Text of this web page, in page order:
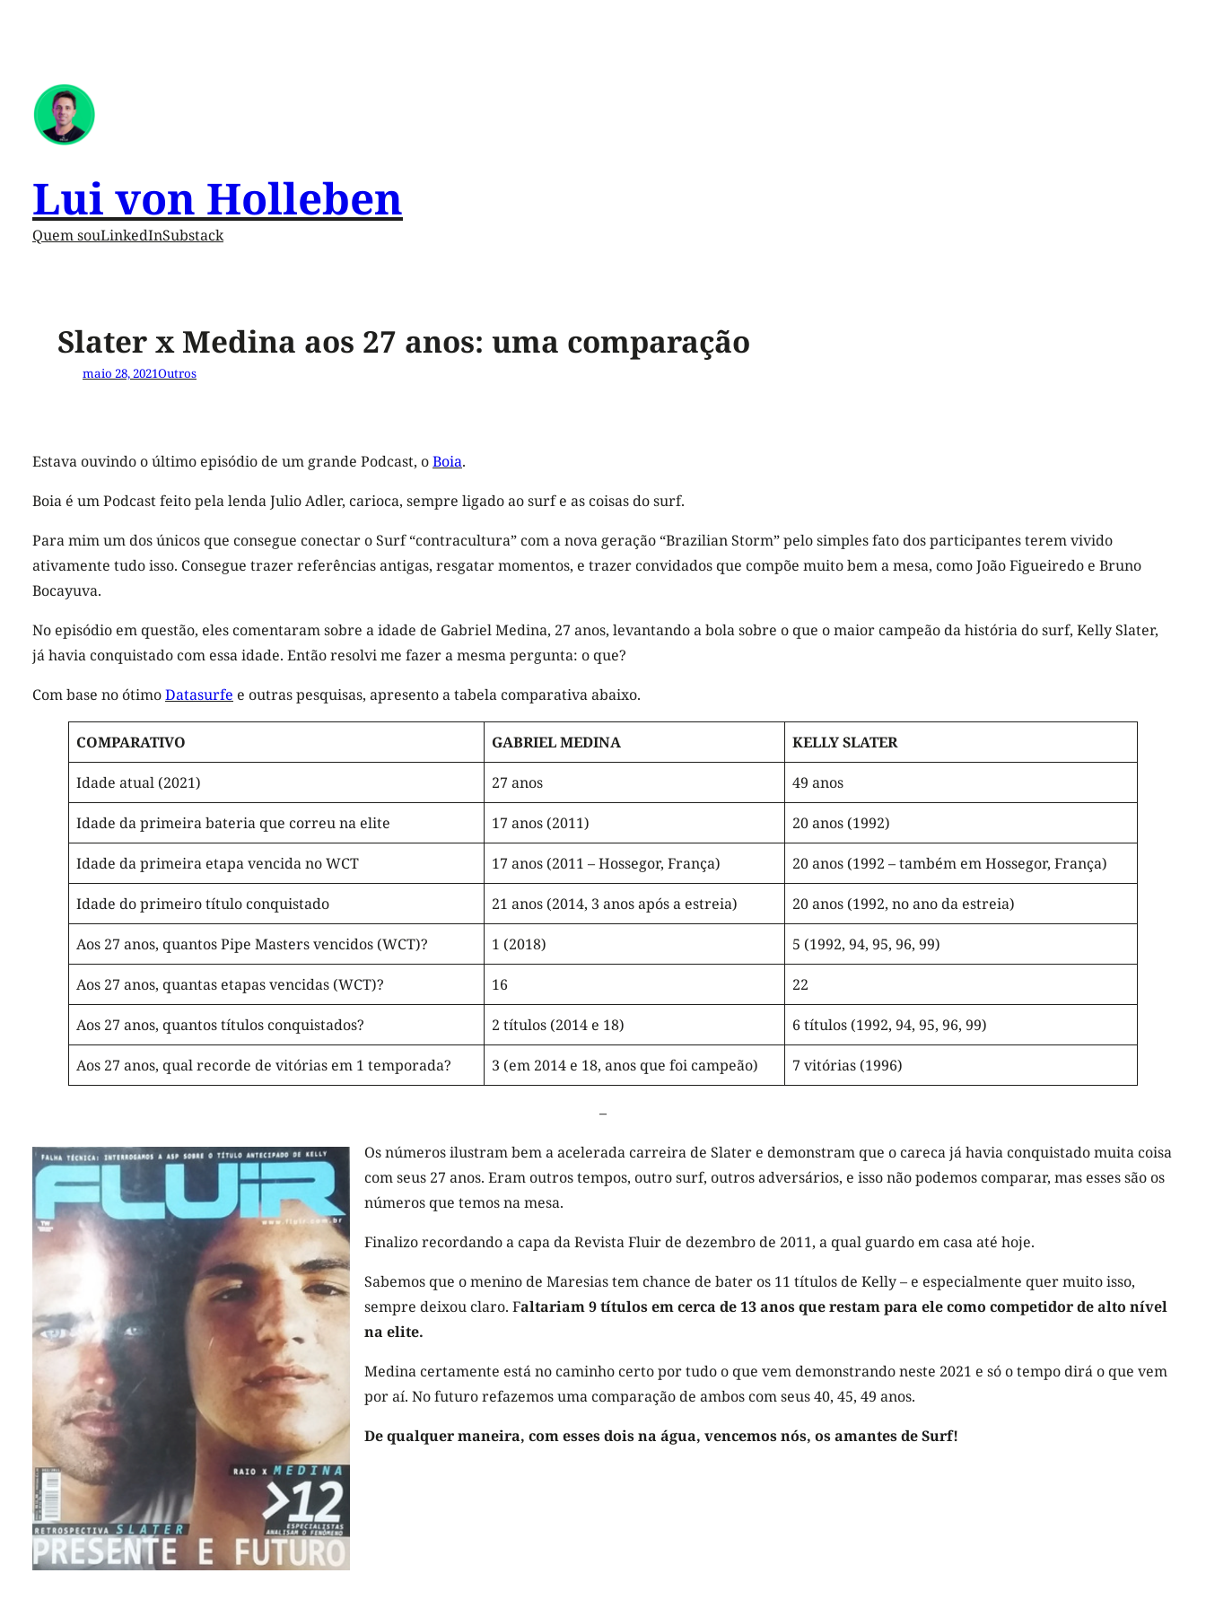
Lui von Holleben
Quem souLinkedInSubstack
Slater x Medina aos 27 anos: uma comparação
maio 28, 2021Outros
Estava ouvindo o último episódio de um grande Podcast, oBoia.
Boia é um Podcast feito pela lenda Julio Adler, carioca, sempre ligado ao surf e as coisas do surf.
Para mim um dos únicos que consegue conectar o Surf “contracultura” com a nova geração “Brazilian Storm” pelo simples fato dos participantes terem vivido
ativamente tudo isso. Consegue trazer referências antigas, resgatar momentos, e trazer convidados que compõe muito bem a mesa, como João Figueiredo e Bruno
Bocayuva.
No episódio em questão, eles comentaram sobre a idade de Gabriel Medina, 27 anos, levantando a bola sobre o que o maior campeão da história do surf, Kelly Slater,
já havia conquistado com essa idade. Então resolvi me fazer a mesma pergunta: o que?
Com base no ótimoDatasurfe e outras pesquisas, apresento a tabela comparativa abaixo.
COMPARATIVO GABRIEL MEDINA KELLY SLATER
Idade atual (2021) 27 anos 49 anos
Idade da primeira bateria que correu na elite 17 anos (2011) 20 anos (1992)
Idade da primeira etapa vencida no WCT 17 anos (2011 – Hossegor, França) 20 anos (1992 – também em Hossegor, França)
Idade do primeiro título conquistado 21 anos (2014, 3 anos após a estreia) 20 anos (1992, no ano da estreia)
Aos 27 anos, quantos Pipe Masters vencidos (WCT)? 1 (2018) 5 (1992, 94, 95, 96, 99)
Aos 27 anos, quantas etapas vencidas (WCT)? 16 22
Aos 27 anos, quantos títulos conquistados? 2 títulos (2014 e 18) 6 títulos (1992, 94, 95, 96, 99)
Aos 27 anos, qual recorde de vitórias em 1 temporada? 3 (em 2014 e 18, anos que foi campeão) 7 vitórias (1996)
–
Os números ilustram bem a acelerada carreira de Slater e demonstram que o careca já havia conquistado muita coisa
com seus 27 anos. Eram outros tempos, outro surf, outros adversários, e isso não podemos comparar, mas esses são os
números que temos na mesa.
Finalizo recordando a capa da Revista Fluir de dezembro de 2011, a qual guardo em casa até hoje.
Sabemos que o menino de Maresias tem chance de bater os 11 títulos de Kelly – e especialmente quer muito isso,
sempre deixou claro. Faltariam 9 títulos em cerca de 13 anos que restam para ele como competidor de alto nível
na elite.
Medina certamente está no caminho certo por tudo o que vem demonstrando neste 2021 e só o tempo dirá o que vem
por aí. No futuro refazemos uma comparação de ambos com seus 40, 45, 49 anos.
De qualquer maneira, com esses dois na água, vencemos nós, os amantes de Surf!